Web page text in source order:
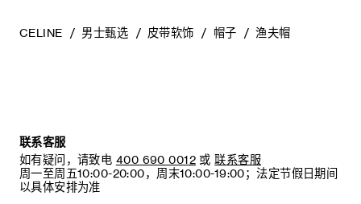
CELINE 男士甄选 皮带软饰 帽子 渔夫帽
联系客服
如有疑问，请致电 400 690 0012 或 联系客服
周一至周五10:00-20:00，周末10:00-19:00；法定节假日期间
以具体安排为准